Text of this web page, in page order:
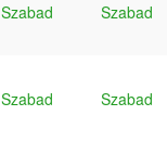
Szabad Szabad
Szabad Szabad